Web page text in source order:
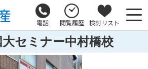
電話 閲覧履歴 検討リスト
セミナー中村橋校